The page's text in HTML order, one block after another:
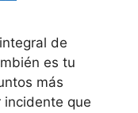
de
es tu
más
incidente que